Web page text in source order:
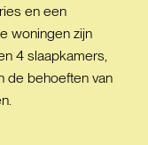
en een
woningen zijn
4 slaapkamers,
de behoeften van